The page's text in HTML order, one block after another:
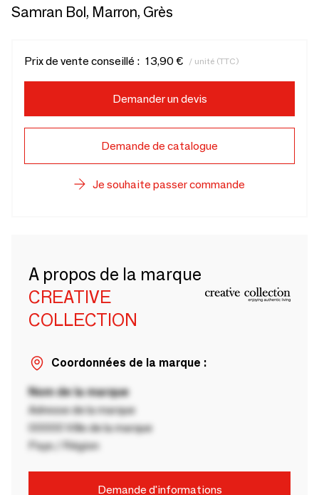
Samran Bol, Marron, Grès
Prix de vente conseillé : 13,90 € / unité (TTC)
Demander un devis
Demande de catalogue
Je souhaite passer commande
A propos de la marque
CREATIVE
COLLECTION
Coordonnées de la marque :
Nom de la marque
Adresse de la marque
00000 Ville de la marque
Pays / Région
Demande d'informations